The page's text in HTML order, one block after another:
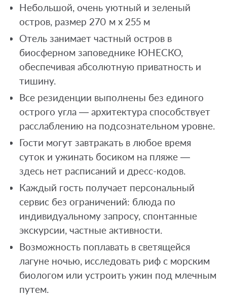
Небольшой, очень уютный и зеленый
остров, размер 270 м х 255 м
Отель занимает частный остров в
биосферном заповеднике ЮНЕСКО,
обеспечивая абсолютную приватность и
тишину.
Все резиденции выполнены без единого
острого угла — архитектура способствует
расслаблению на подсознательном уровне.
Гости могут завтракать в любое время
суток и ужинать босиком на пляже —
здесь нет расписаний и дресс-кодов.
Каждый гость получает персональный
сервис без ограничений: блюда по
индивидуальному запросу, спонтанные
экскурсии, частные активности.
Возможность поплавать в светящейся
лагуне ночью, исследовать риф с морским
биологом или устроить ужин под млечным
путем.